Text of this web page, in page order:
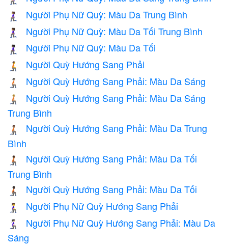
🧎🏽‍♀️ Người Phụ Nữ Quỳ: Màu Da Trung Bình
🧎🏾‍♀️ Người Phụ Nữ Quỳ: Màu Da Tối Trung Bình
🧎🏿‍♀️ Người Phụ Nữ Quỳ: Màu Da Tối
🧎‍➡️ Người Quỳ Hướng Sang Phải
🧎🏻‍➡️ Người Quỳ Hướng Sang Phải: Màu Da Sáng
🧎🏼‍➡️
Người Quỳ Hướng Sang Phải: Màu Da Sáng
Trung Bình
🧎🏽‍➡️
Người Quỳ Hướng Sang Phải: Màu Da Trung
Bình
🧎🏾‍➡️
Người Quỳ Hướng Sang Phải: Màu Da Tối
Trung Bình
🧎🏿‍➡️ Người Quỳ Hướng Sang Phải: Màu Da Tối
🧎‍♀️‍➡️ Người Phụ Nữ Quỳ Hướng Sang Phải
🧎🏻‍♀️‍➡️
Người Phụ Nữ Quỳ Hướng Sang Phải: Màu Da
Sáng